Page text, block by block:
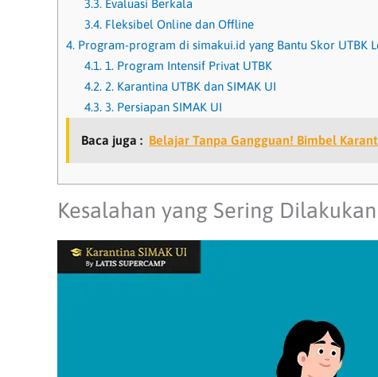
3.3.Evaluasi Berkala
3.4.Fleksibel Online dan Offline
4. Program-program di simakui.id yang Bantu Skor UTBK
4.1.1. Program Intensif Privat UTBK
4.2.2. Karantina UTBK dan SIMAK UI
4.3.3. Persiapan SIMAK UI
Baca juga : Belajar Tanpa Gangguan! Bimbel
Kesalahan yang Sering